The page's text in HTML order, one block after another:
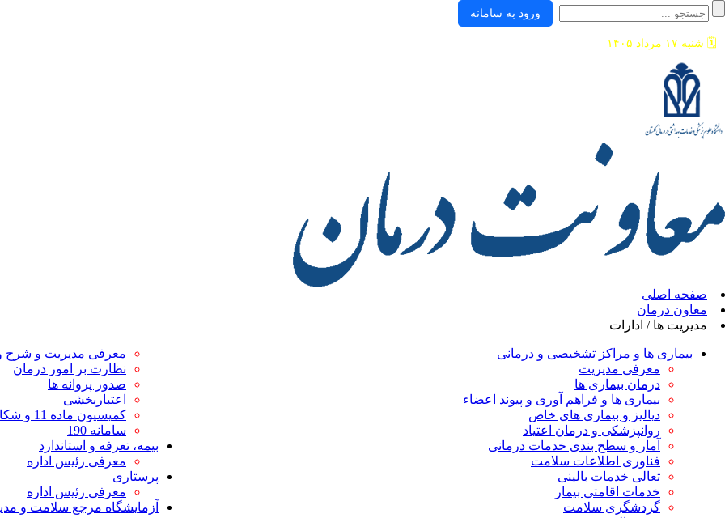
ورود به سامانه
🗓️ شنبه ۱۷ مرداد ۱۴۰۵
صفحه اصلی
معاون درمان
مدیریت ها / ادارات
بیماری ها و مراکز تشخیصی و درمانی
معرفی مدیریت
درمان بیماری ها
بیماری ها و فراهم آوری و پیوند اعضاء
دیالیز و بیماری های خاص
روانپزشکی و درمان اعتیاد
آمار و سطح بندی خدمات درمانی
فناوری اطلاعات سلامت
تعالی خدمات بالینی
خدمات اقامتی بیمار
گردشگری سلامت
معرفی مدیریت و شرح
نظارت بر امور درمان
صدور پروانه ها
اعتباربخشی
کمیسیون ماده 11 و شکایات
سامانه 190
بیمه، تعرفه و استاندارد
معرفی رئیس اداره
پرستاری
معرفی رئیس اداره
آزمایشگاه مرجع سلامت و